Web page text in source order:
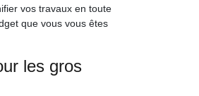
vos travaux en toute
que vous vous êtes
les gros